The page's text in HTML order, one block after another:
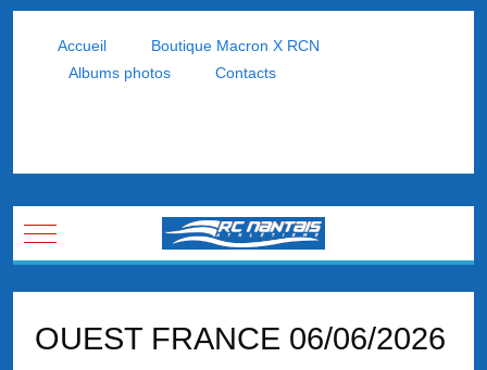
Accueil
Boutique Macron X RCN
Albums photos
Contacts
Mobile Menu Toggle
OUEST FRANCE 06/06/2026